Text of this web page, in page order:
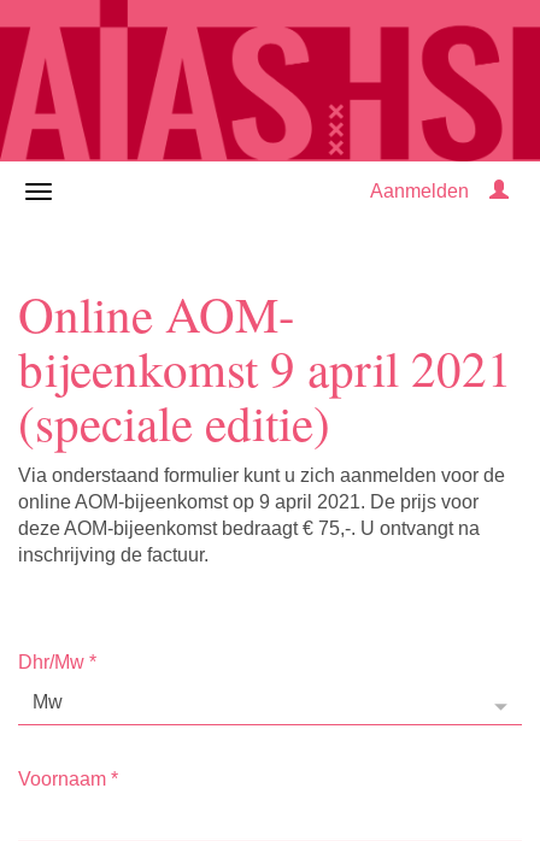
Aanmelden
Online AOM-
bijeenkomst 9 april 2021
(speciale editie)
Via onderstaand formulier kunt u zich aanmelden voor de
online AOM-bijeenkomst op 9 april 2021. De prijs voor
deze AOM-bijeenkomst bedraagt € 75,-. U ontvangt na
inschrijving de factuur.
Dhr/Mw *
Voornaam *